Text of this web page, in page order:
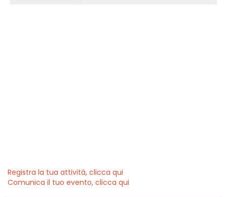
Registra la tua attività, clicca qui
Comunica il tuo evento, clicca qui